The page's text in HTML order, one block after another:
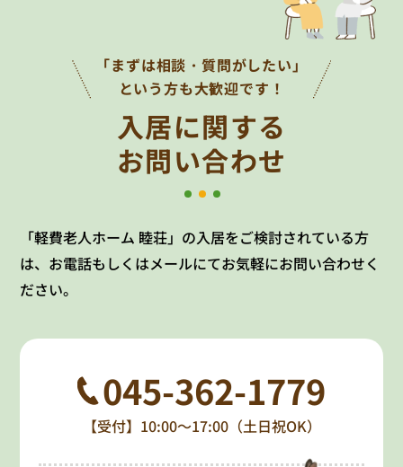
「まずは相談・質問がしたい」
という方も大歓迎です！
入居に関する
お問い合わせ
「軽費老人ホーム 睦荘」の入居をご検討されている方
は、お電話もしくはメールにてお気軽にお問い合わせく
ださい。
045-362-1779
【受付】10:00～17:00（土日祝OK）